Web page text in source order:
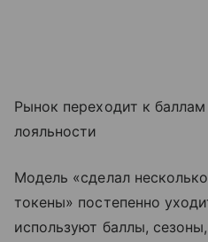
Рынок переходит к
лояльности
Модель «сделал
токены» постепенно
используют баллы,